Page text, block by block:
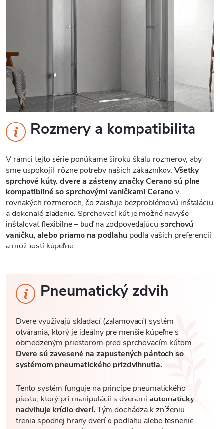
Rozmery a kompatibilita
V rámci tejto série ponúkame širokú škálu rozmerov, aby
sme uspokojili rôzne potreby našich zákazníkov. Všetky
sprchové kúty, dvere a zásteny značky Cerano sú plne
kompatibilné so sprchovými vaničkami Ceranov
rovnakých rozmeroch, čo zaisťuje bezproblémovú inštaláciu
a dokonalé zladenie. Sprchovací kút je možné navyše
inštalovať flexibilne – buď na zodpovedajúcu sprchovú
vaničku, alebo priamo na podlahu podľa vašich preferencií
a možností kúpeľne.
Pneumatický zdvih
Dvere využívajú skladací (zalamovací) systém
otvárania, ktorý je ideálny pre menšie kúpeľne s
obmedzeným priestorom pred sprchovacím kútom.
Dvere sú zavesené na zapustených pántoch so
systémom pneumatického prizdvihnutia.
Tento systém funguje na princípe pneumatického
piestu, ktorý pri manipulácii s dverami automaticky
nadvihuje krídlo dverí.Tým dochádza k zníženiu
trenia spodnej hrany dverí o podlahu alebo tesnenie.